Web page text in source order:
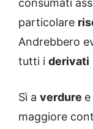
consumati
particolare
Andrebbero
tutti i derivati
Sì a verdure e
maggiore